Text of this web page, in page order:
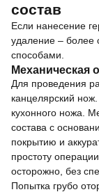
состав
Если нанесение
удаление – более
способами.
Механическая
Для проведения
канцелярский
кухонного ножа.
состава с
покрытию и
простоту
осторожно, без
Попытка грубо